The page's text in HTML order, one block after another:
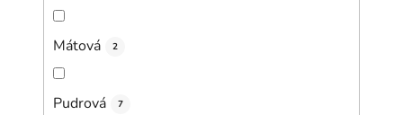
Mátová 2
Pudrová 7